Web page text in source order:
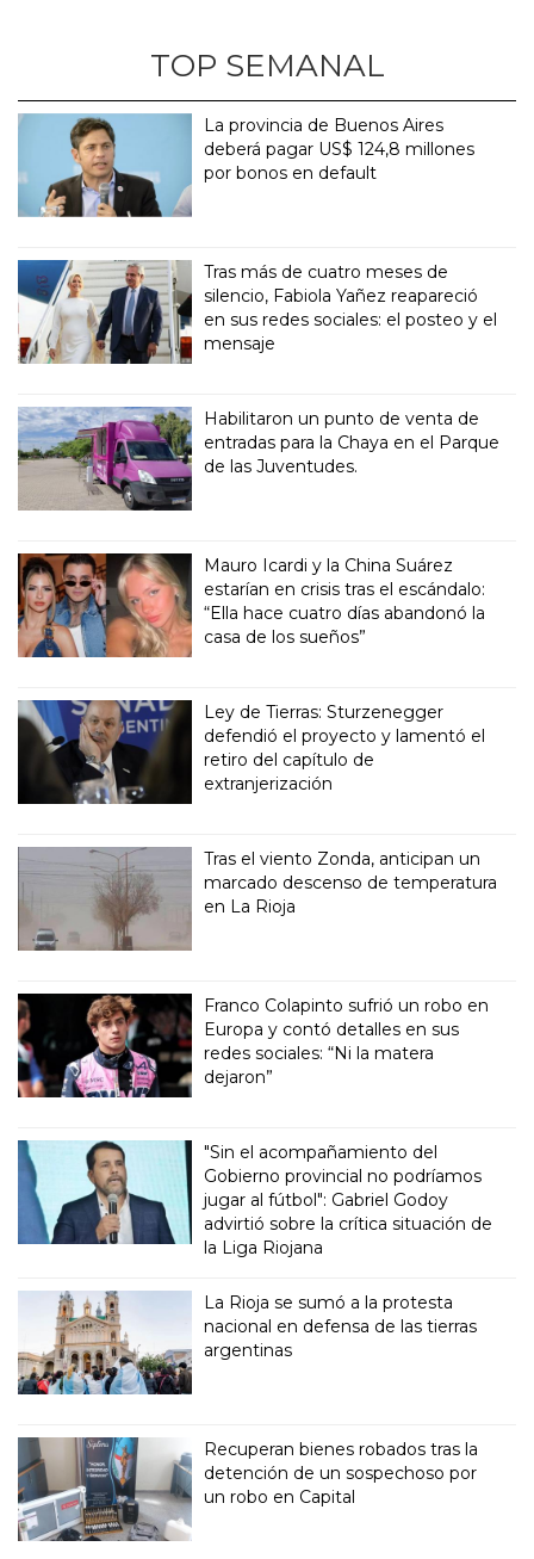
TOP SEMANAL
La provincia de Buenos Aires
deberá pagar US$ 124,8 millones
por bonos en default
Tras más de cuatro meses de
silencio, Fabiola Yañez reapareció
en sus redes sociales: el posteo y el
mensaje
Habilitaron un punto de venta de
entradas para la Chaya en el Parque
de las Juventudes.
Mauro Icardi y la China Suárez
estarían en crisis tras el escándalo:
“Ella hace cuatro días abandonó la
casa de los sueños”
Ley de Tierras: Sturzenegger
defendió el proyecto y lamentó el
retiro del capítulo de
extranjerización
Tras el viento Zonda, anticipan un
marcado descenso de temperatura
en La Rioja
Franco Colapinto sufrió un robo en
Europa y contó detalles en sus
redes sociales: “Ni la matera
dejaron”
"Sin el acompañamiento del
Gobierno provincial no podríamos
jugar al fútbol": Gabriel Godoy
advirtió sobre la crítica situación de
la Liga Riojana
La Rioja se sumó a la protesta
nacional en defensa de las tierras
argentinas
Recuperan bienes robados tras la
detención de un sospechoso por
un robo en Capital